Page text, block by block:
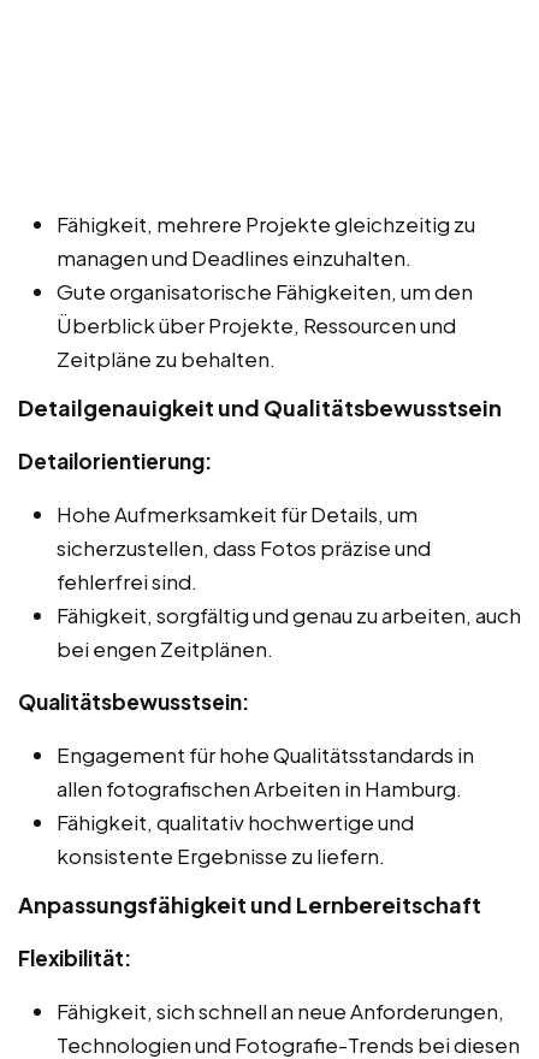
Fähigkeit, mehrere Projekte gleichzeitig zu
managen und Deadlines einzuhalten.
Gute organisatorische Fähigkeiten, um den
Überblick über Projekte, Ressourcen und
Zeitpläne zu behalten.
Detailgenauigkeit und Qualitätsbewusstsein
Detailorientierung:
Hohe Aufmerksamkeit für Details, um
sicherzustellen, dass Fotos präzise und
fehlerfrei sind.
Fähigkeit, sorgfältig und genau zu arbeiten, auch
bei engen Zeitplänen.
Qualitätsbewusstsein:
Engagement für hohe Qualitätsstandards in
allen fotografischen Arbeiten in Hamburg.
Fähigkeit, qualitativ hochwertige und
konsistente Ergebnisse zu liefern.
Anpassungsfähigkeit und Lernbereitschaft
Flexibilität:
Fähigkeit, sich schnell an neue Anforderungen,
Technologien und Fotografie-Trends bei diesen